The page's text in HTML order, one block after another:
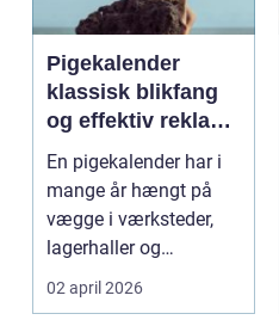
Pigekalender
klassisk blikfang
og effektiv reklame
året rundt
En pigekalender har i
mange år hængt på
vægge i værksteder,
lagerhaller og
frokoststuer over hele
02 april 2026